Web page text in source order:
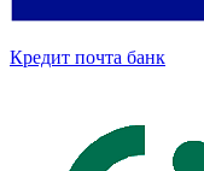
Кредит почта банк